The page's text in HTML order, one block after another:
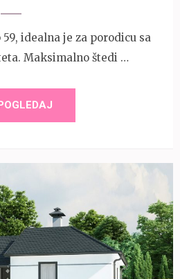
idealna je za porodicu sa
Maksimalno štedi …
POGLEDAJ